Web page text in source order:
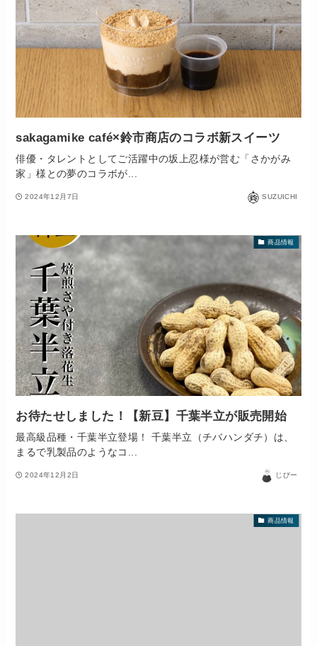
sakagamike café×鈴市商店のコラボ新スイーツ
俳優・タレントとしてご活躍中の坂上忍様が営む「さかがみ
家」様との夢のコラボが...
2024年12月7日 SUZUICHI
商品情報
お待たせしました！【新豆】千葉半立が販売開始
最高級品種・千葉半立登場！ 千葉半立（チバハンダチ）は、
まるで乳製品のようなコ...
2024年12月2日 じびー
商品情報